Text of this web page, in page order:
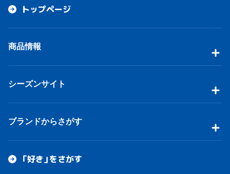
トップページ
商品情報
シーズンサイト
ブランドからさがす
「好き」をさがす